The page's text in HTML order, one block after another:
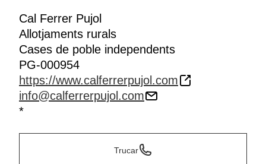
Cal Ferrer Pujol
Allotjaments rurals
Cases de poble independents
PG-000954
https://www.calferrerpujol.com
info@calferrerpujol.com
*
Trucar